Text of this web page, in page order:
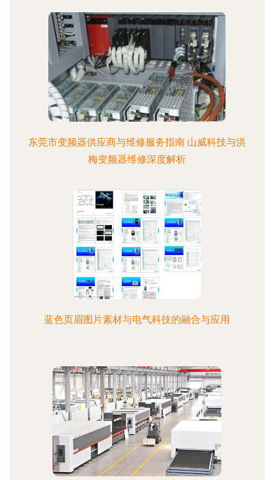
东莞市变频器供应商与维修服务指南 山威科技与洪
梅变频器维修深度解析
蓝色页眉图片素材与电气科技的融合与应用